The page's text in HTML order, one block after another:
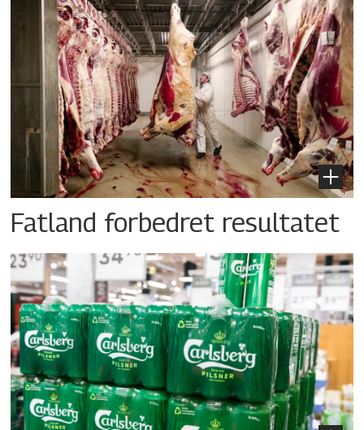
Fatland forbedret resultatet